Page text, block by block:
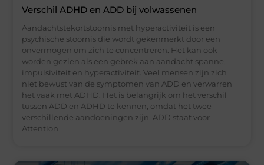
Verschil ADHD en ADD bij volwassenen
Aandachtstekortstoornis met hyperactiviteit is een
psychische stoornis die wordt gekenmerkt door een
onvermogen om zich te concentreren. Het kan ook
worden gezien als een gebrek aan aandacht spanne,
impulsiviteit en hyperactiviteit. Veel mensen zijn zich
niet bewust van de symptomen van ADD en verwarren
het vaak met ADHD. Het is belangrijk om het verschil
tussen ADD en ADHD te kennen, omdat het twee
verschillende aandoeningen zijn. ADD staat voor
Attention